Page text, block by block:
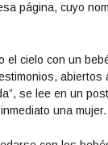
página, cuyo
el cielo con un
se lee en un
una